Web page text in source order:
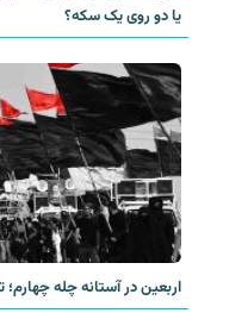
یا دو روی یک سکه؟‌
اربعین در آستانه چله